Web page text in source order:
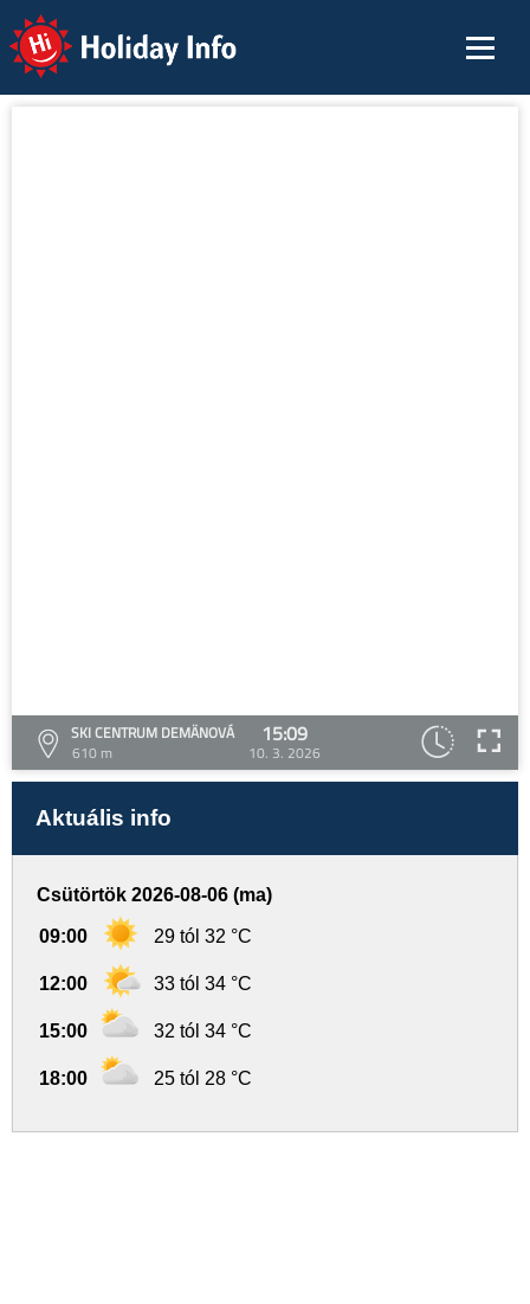
Holiday Info
SKI CENTRUM DEMÄNOVÁ
610 m
15:09
10. 3. 2026
Aktuális info
Csütörtök 2026-08-06 (ma)
09:00 29 tól 32 °C
12:00 33 tól 34 °C
15:00 32 tól 34 °C
18:00 25 tól 28 °C